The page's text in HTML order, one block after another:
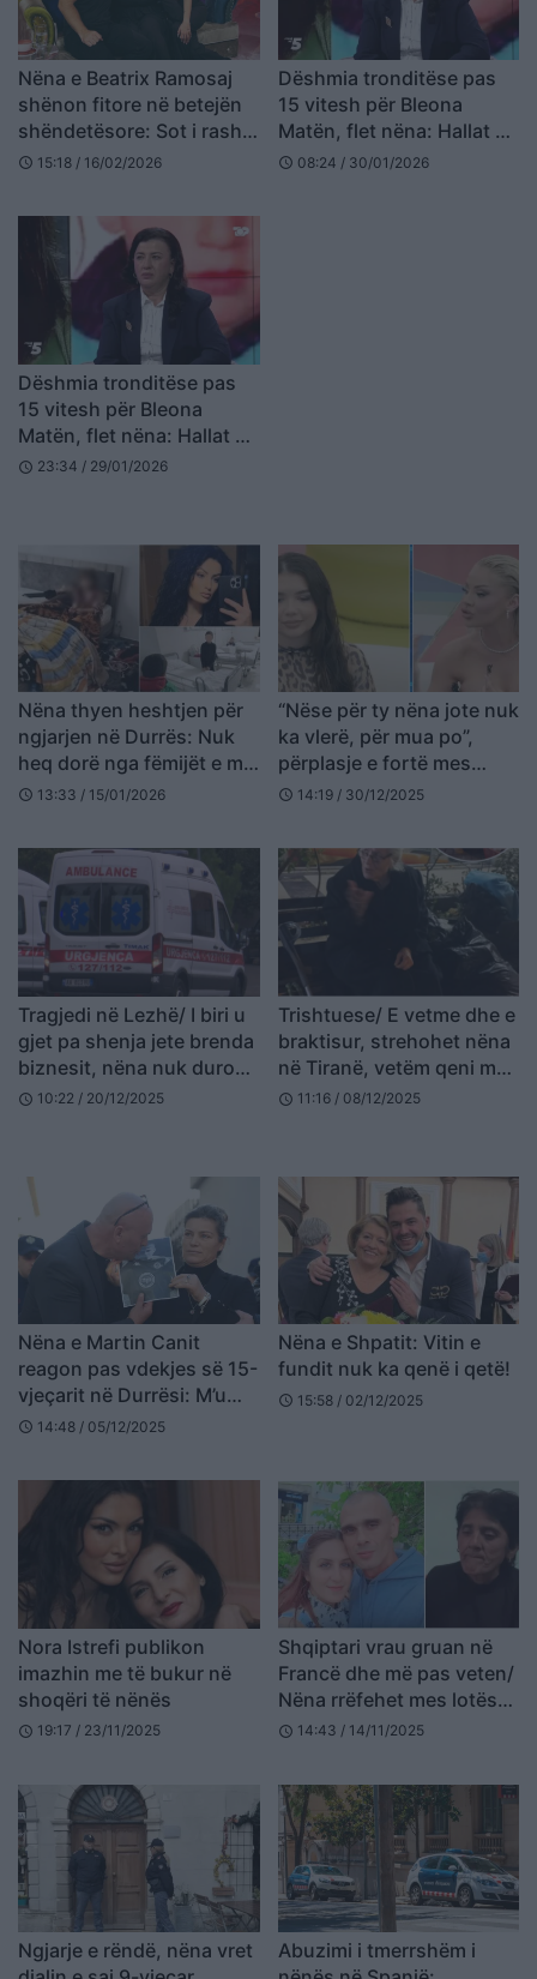
Nëna e Beatrix Ramosaj
shënon fitore në betejën
shëndetësore: Sot i rashë
gongut
schedule 15:18 / 16/02/2026
Dëshmia tronditëse pas
15 vitesh për Bleona
Matën, flet nëna: Hallat e
saj duhet të jenë në burg!
schedule 08:24 / 30/01/2026
Dëshmia tronditëse pas
15 vitesh për Bleona
Matën, flet nëna: Hallat e
saj duhet të jenë në burg!
schedule 23:34 / 29/01/2026
Nëna thyen heshtjen për
ngjarjen në Durrës: Nuk
heq dorë nga fëmijët e mi,
ish-vjehrrës iu dërgua
schedule 13:33 / 15/01/2026
“Nëse për ty nëna jote nuk
ka vlerë, për mua po”,
përplasje e fortë mes
Benitës dhe Albës
schedule 14:19 / 30/12/2025
Tragjedi në Lezhë/ I biri u
gjet pa shenja jete brenda
biznesit, nëna nuk duron
dot dhimbjen dhe vret
schedule 10:22 / 20/12/2025
Trishtuese/ E vetme dhe e
braktisur, strehohet nëna
në Tiranë, vetëm qeni më
qëndroi besnik
schedule 11:16 / 08/12/2025
Nëna e Martin Canit
reagon pas vdekjes së 15-
vjeçarit në Durrësi: M’u
trondit shpirti, mos na i
schedule 14:48 / 05/12/2025
Nëna e Shpatit: Vitin e
fundit nuk ka qenë i qetë!
schedule 15:58 / 02/12/2025
Nora Istrefi publikon
imazhin me të bukur në
shoqëri të nënës
schedule 19:17 / 23/11/2025
Shqiptari vrau gruan në
Francë dhe më pas veten/
Nëna rrëfehet mes lotësh:
Jam në një gjendje që s’di
schedule 14:43 / 14/11/2025
Ngjarje e rëndë, nëna vret
Abuzimi i tmerrshëm i